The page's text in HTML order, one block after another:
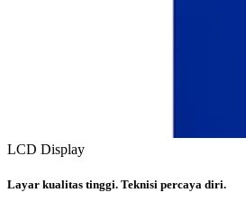
LCD Display
Layar kualitas tinggi. Teknisi percaya diri.